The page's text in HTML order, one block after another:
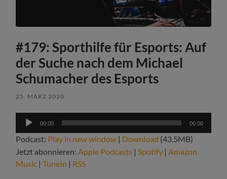
#179: Sporthilfe für Esports: Auf
der Suche nach dem Michael
Schumacher des Esports
25. MÄRZ 2020
Audio-
Player
00:00 00:00
Podcast: Play in new window | Download (43.5MB)
Jetzt abonnieren: Apple Podcasts | Spotify | Amazon
Music |TuneIn | RSS